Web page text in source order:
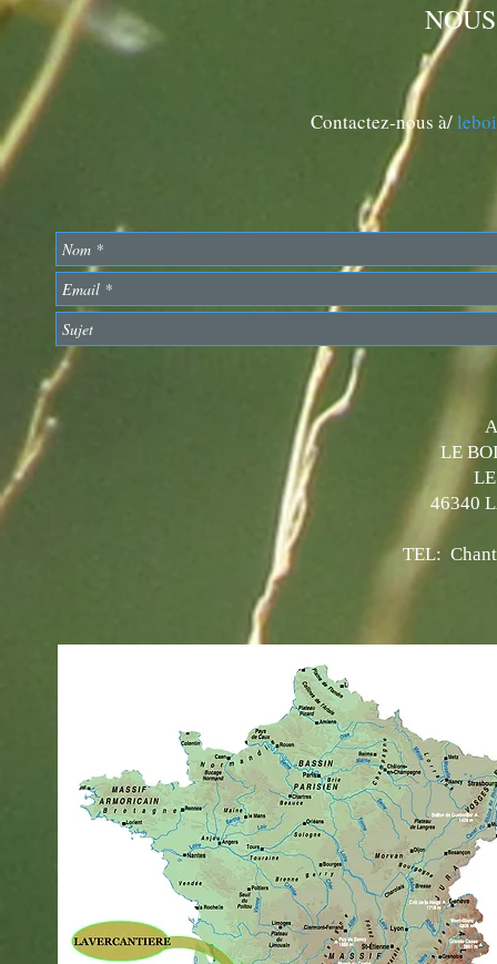
Contactez-nous à/
LE
46340
TEL: